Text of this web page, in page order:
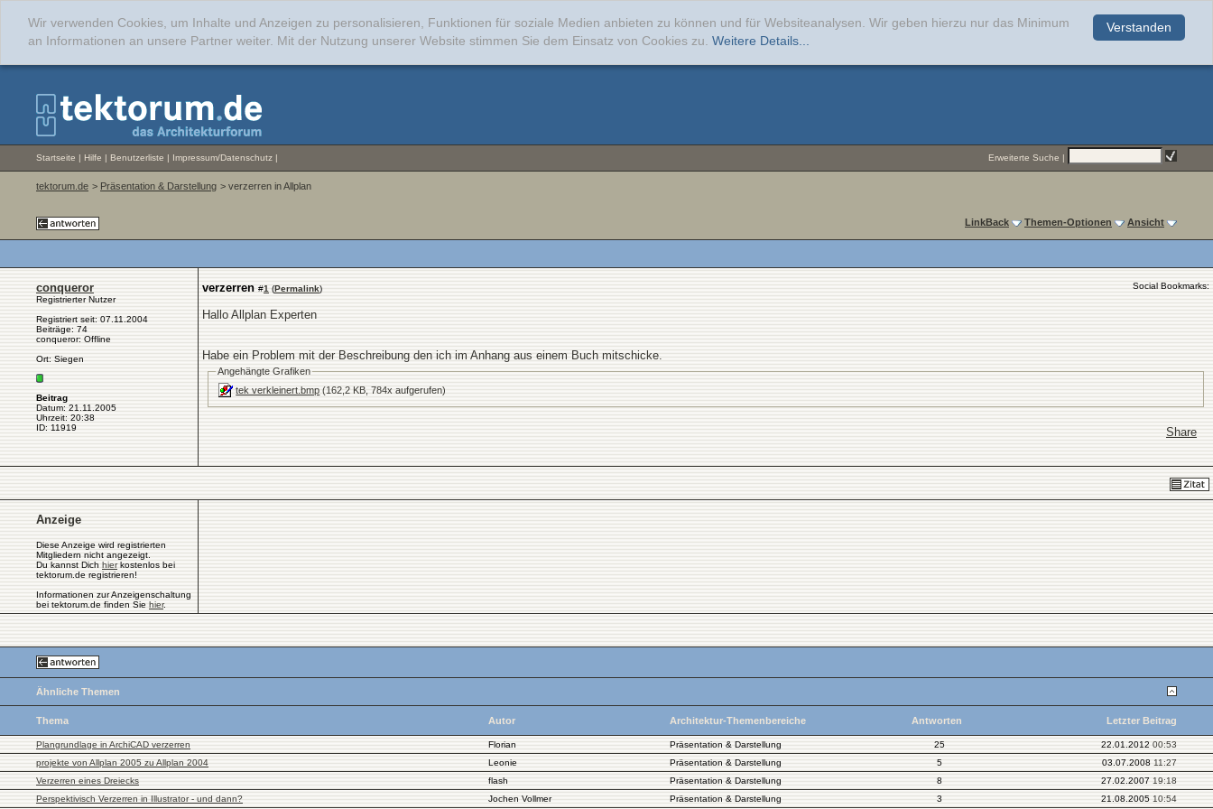
Verstanden
Wir verwenden Cookies, um Inhalte und Anzeigen zu personalisieren, Funktionen für soziale Medien anbieten zu können und für Websiteanalysen. Wir geben hierzu nur das Minimum
an Informationen an unsere Partner weiter. Mit der Nutzung unserer Website stimmen Sie dem Einsatz von Cookies zu. Weitere Details...
Startseite | Hilfe | Benutzerliste | Impressum/Datenschutz | Erweiterte Suche |
tektorum.de > Präsentation & Darstellung > verzerren in Allplan
LinkBack Themen-Optionen Ansicht
conqueror
Registrierter Nutzer
Registriert seit: 07.11.2004
Beiträge: 74
conqueror: Offline
Ort: Siegen
Beitrag
Datum: 21.11.2005
Uhrzeit: 20:38
ID: 11919
verzerren #1 (Permalink) Social Bookmarks:
Hallo Allplan Experten
Habe ein Problem mit der Beschreibung den ich im Anhang aus einem Buch mitschicke.
Angehängte Grafiken
tek verkleinert.bmp (162,2 KB, 784x aufgerufen)
Share
Anzeige
Diese Anzeige wird registrierten
Mitgliedern nicht angezeigt.
Du kannst Dich hierkostenlos bei
tektorum.de registrieren!
Informationen zur Anzeigenschaltung
bei tektorum.de finden Sie hier.
Ähnliche Themen
Thema Autor Architektur-Themenbereiche Antworten Letzter Beitrag
Plangrundlage in ArchiCAD verzerren Florian Präsentation & Darstellung 25 22.01.2012 00:53
projekte von Allplan 2005 zu Allplan 2004
Leonie Präsentation & Darstellung 5 03.07.2008 11:27
Verzerren eines Dreiecks
flash Präsentation & Darstellung 8 27.02.2007 19:18
Perspektivisch Verzerren in Illustrator - und dann?
Jochen Vollmer Präsentation & Darstellung 3 21.08.2005 10:54